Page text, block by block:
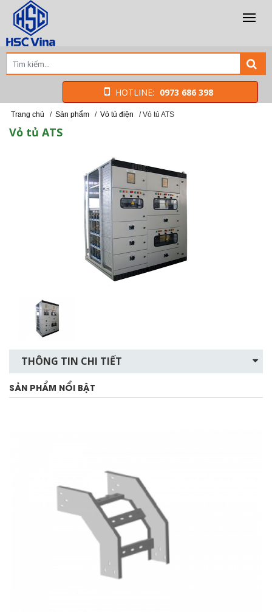
HOTLINE: 0973 686 398
Trang chủ / Sản phẩm / Vỏ tủ điện / Vỏ tủ ATS
Vỏ tủ ATS
THÔNG TIN CHI TIẾT
SẢN PHẨM NỔI BẬT